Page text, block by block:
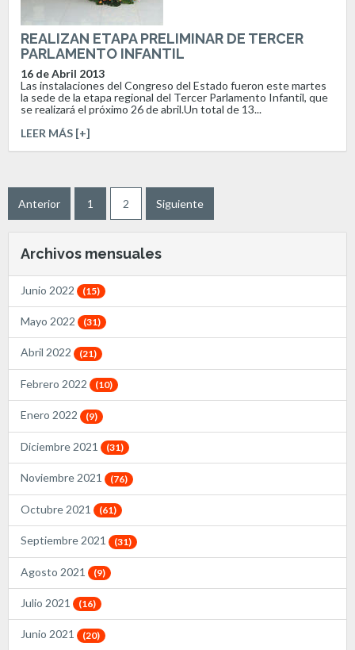
REALIZAN ETAPA PRELIMINAR DE TERCER
PARLAMENTO INFANTIL
16 de Abril 2013
Las instalaciones del Congreso del Estado fueron este martes
la sede de la etapa regional del Tercer Parlamento Infantil, que
se realizará el próximo 26 de abril.Un total de 13...
LEER MÁS [+]
Anterior 1 2 Siguiente
Archivos mensuales
Junio 2022 (15)
Mayo 2022 (31)
Abril 2022 (21)
Febrero 2022 (10)
Enero 2022 (9)
Diciembre 2021 (31)
Noviembre 2021 (76)
Octubre 2021 (61)
Septiembre 2021 (31)
Agosto 2021 (9)
Julio 2021 (16)
Junio 2021 (20)